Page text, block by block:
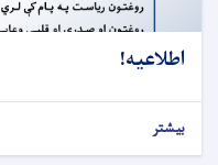
اطلاعیه!
بیشتر